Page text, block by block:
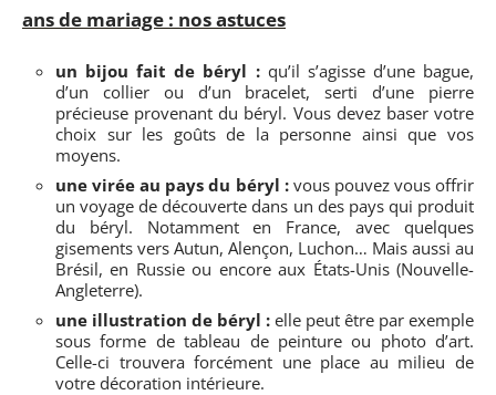
ans de mariage : nos astuces
un bijou fait de béryl :qu’il s’agisse d’une bague,
d’un collier ou d’un bracelet, serti d’une pierre
précieuse provenant du béryl. Vous devez baser votre
choix sur les goûts de la personne ainsi que vos
moyens.
une virée au pays du béryl : vous pouvez vous offrir
un voyage de découverte dans un des pays qui produit
du béryl. Notamment en France, avec quelques
gisements vers Autun, Alençon, Luchon… Mais aussi au
Brésil, en Russie ou encore aux États-Unis (Nouvelle-
Angleterre).
une illustration de béryl : elle peut être par exemple
sous forme de tableau de peinture ou photo d’art.
Celle-ci trouvera forcément une place au milieu de
votre décoration intérieure.